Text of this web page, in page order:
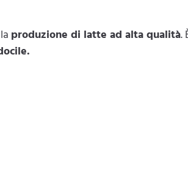
produzione di latte ad alta qualità.